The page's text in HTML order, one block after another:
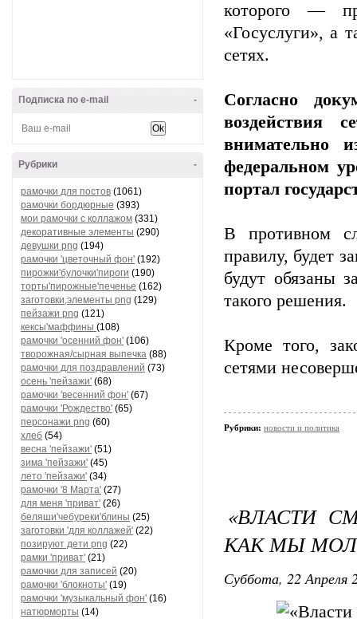
-
Подписка по e-mail
-
Рубрики
рамочки для постов (1061)
рамочки бордюрные (393)
мои рамочки с коллажом (331)
декоративные элементы (290)
девушки png (194)
рамочки 'цветочный фон' (192)
пирожки'булочки'пироги (190)
торты'пирожные'печенье (162)
заготовки,элементы png (129)
пейзажи png (121)
кексы'маффины (108)
рамочки 'осенний фон' (106)
творожная/сырная выпечка (88)
рамочки для поздравлений (73)
осень 'пейзажи' (68)
рамочки 'весенний фон' (67)
рамочки 'Рождество' (65)
персонажи png (60)
хлеб (54)
весна 'пейзажи' (51)
зима 'пейзажи' (45)
лето 'пейзажи' (34)
рамочки '8 Марта' (27)
для меня 'приват' (26)
беляши'чебуреки'блины (25)
заготовки 'для коллажей' (22)
позируют дети png (22)
рамки 'приват' (21)
рамочки для записей (20)
рамочки 'блокноты' (19)
рамочки 'музыкальный фон' (16)
натюрморты (14)
которого —
«Госуслуги», а
сетях.
Согласно
воздействия
внимательно
федеральном
портал
В противном
правилу, будет
будут обязаны
такого решения.
Кроме того,
сетями
Рубрики: новости и политика
«ВЛАСТИ
КАК МЫ
Суббота, 22 Апреля